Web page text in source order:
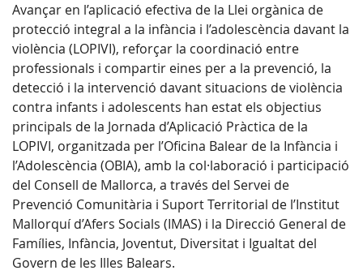
Avançar en l’aplicació efectiva de la Llei orgànica de
protecció integral a la infància i l’adolescència davant la
violència (LOPIVI), reforçar la coordinació entre
professionals i compartir eines per a la prevenció, la
detecció i la intervenció davant situacions de violència
contra infants i adolescents han estat els objectius
principals de la Jornada d’Aplicació Pràctica de la
LOPIVI, organitzada per l’Oficina Balear de la Infància i
l’Adolescència (OBIA), amb la col·laboració i participació
del Consell de Mallorca, a través del Servei de
Prevenció Comunitària i Suport Territorial de l’Institut
Mallorquí d’Afers Socials (IMAS) i la Direcció General de
Famílies, Infància, Joventut, Diversitat i Igualtat del
Govern de les Illes Balears.